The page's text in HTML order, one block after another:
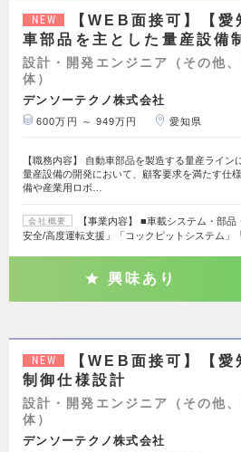
NEW
【WEB面接可】【
車部品を主とした量産設備
設計・開発エンジニア（その他
体）
デンソーテクノ株式会社
600万円 ～ 949万円 愛知県
【職務内容】 自動車部品を製造する量産ライン
量産設備の開発において、顧客要求を満たす仕
備や産業用ロボ…
会社概要
【事業内容】 ■車載システム・部
安全/高度運転支援」「コックピットシステム」
興味あり
NEW
【WEB面接可】【
制御仕様設計
設計・開発エンジニア（その他
体）
デンソーテクノ株式会社